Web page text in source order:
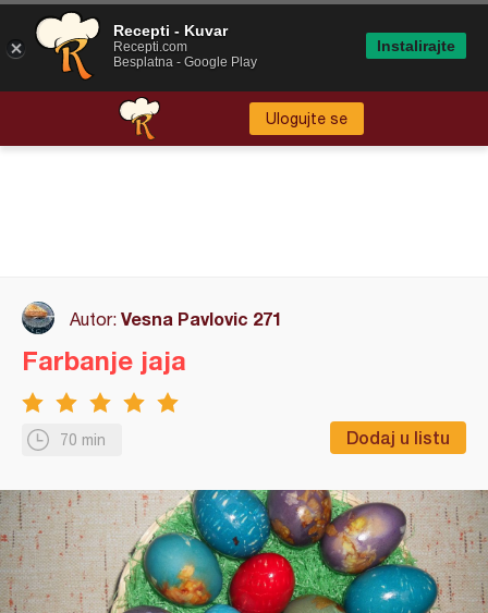
Ulogujte se
Autor: Vesna Pavlovic 271
70 min Dodaj u listu
Farbanje jaja
Recepti - Kuvar
Recepti.com
Besplatna - Google Play
Instalirajte